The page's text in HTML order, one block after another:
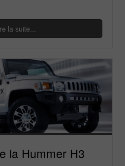
la suite...
la Hummer H3